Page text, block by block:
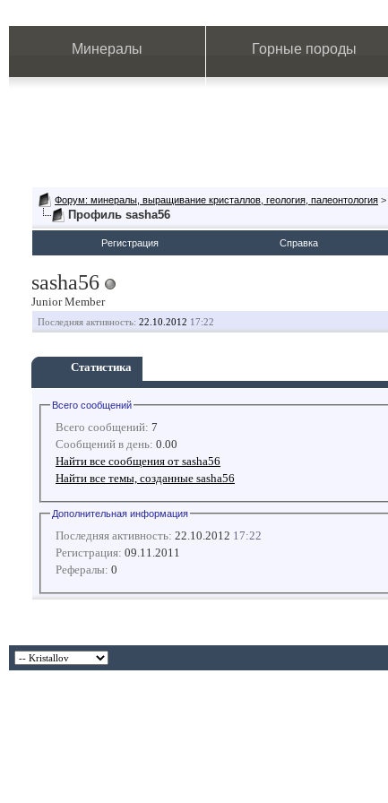
Минералы Горные породы
Форум: минералы, выращивание кристаллов, геология, палеонтология >
Профиль sasha56
Регистрация Справка
sasha56
Junior Member
Последняя активность: 22.10.2012 17:22
Статистика
Всего сообщений
Всего сообщений: 7
Сообщений в день: 0.00
Найти все сообщения от sasha56
Найти все темы, созданные sasha56
Дополнительная информация
Последняя активность: 22.10.2012 17:22
Регистрация: 09.11.2011
Рефералы: 0